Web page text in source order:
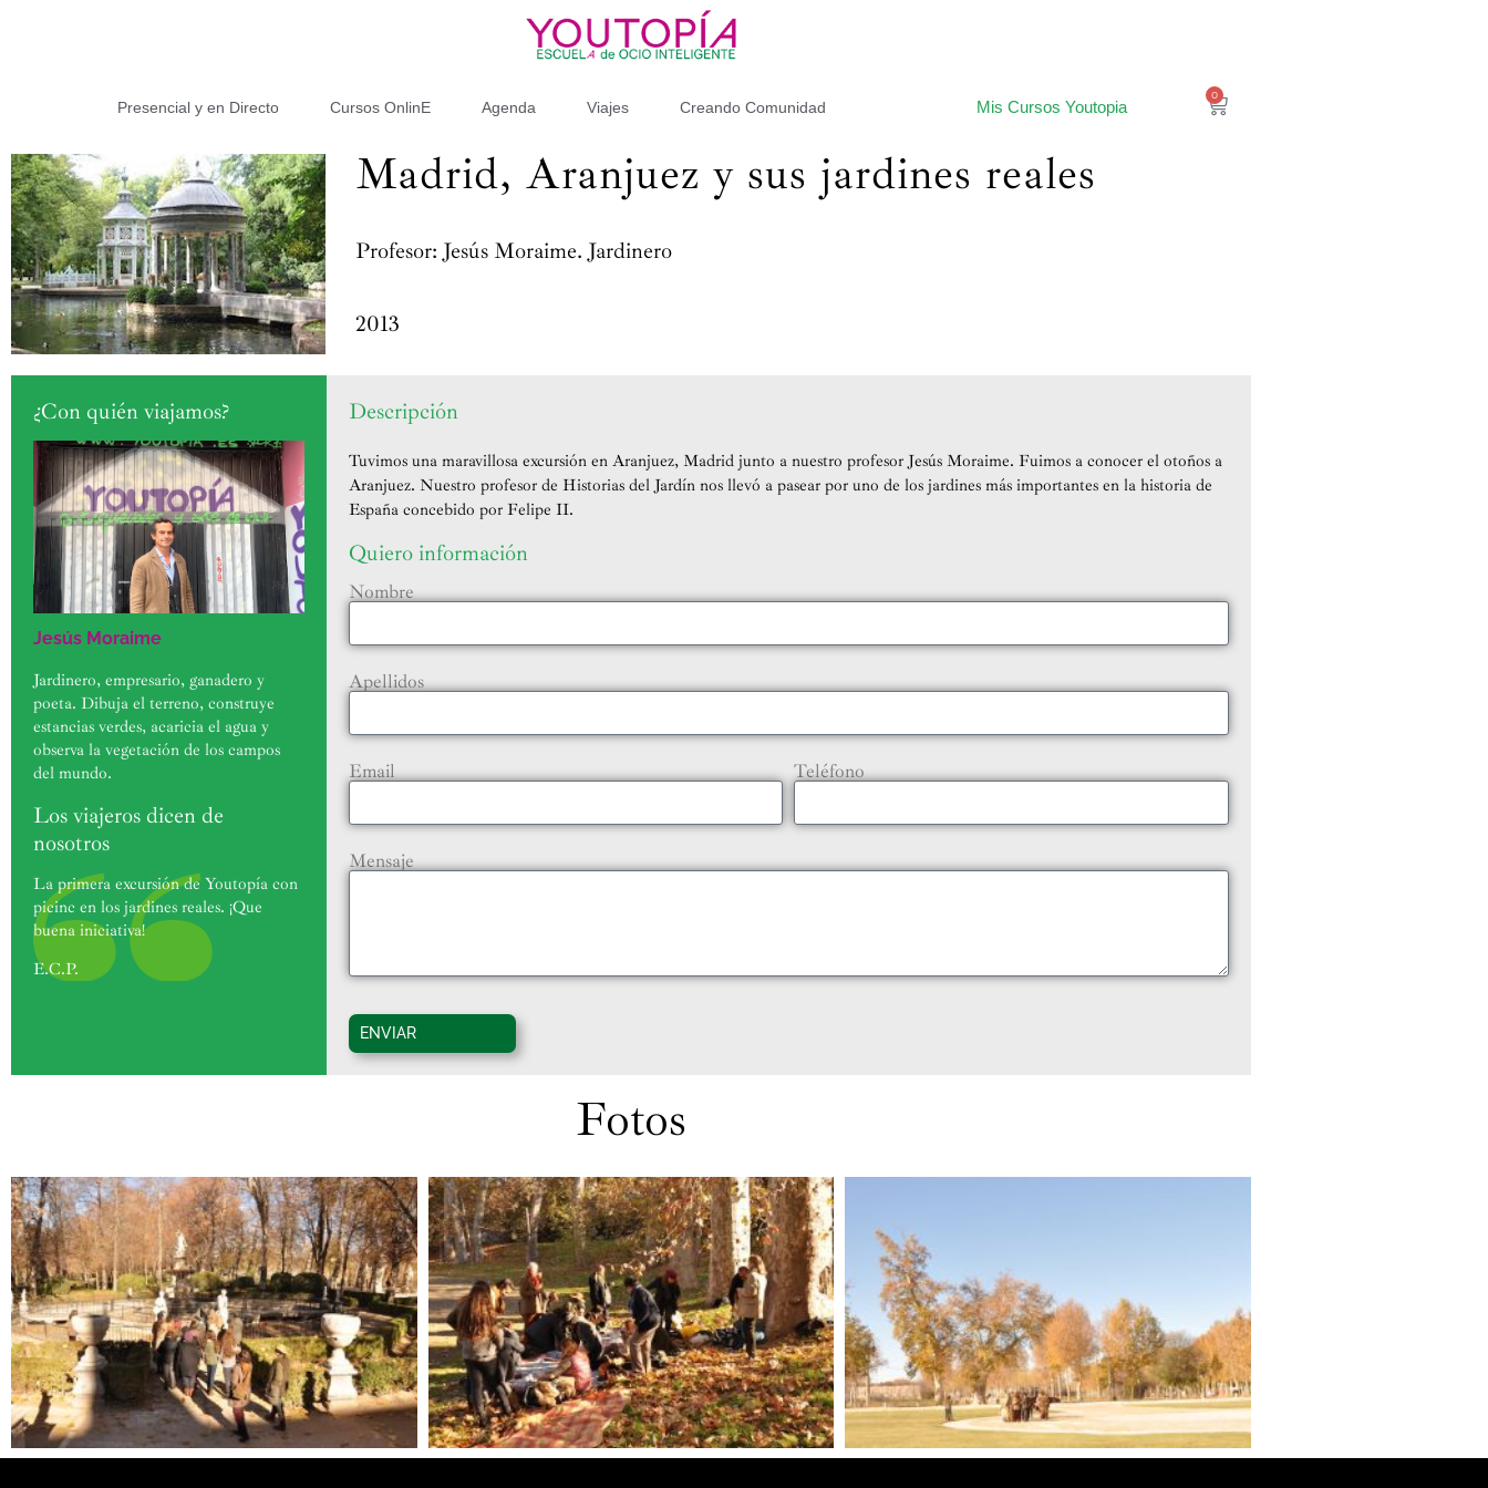
Presencial y en Directo Cursos OnlinE Agenda Viajes Creando Comunidad Mis Cursos Youtopia
0
Madrid, Aranjuez y sus jardines reales
Profesor: Jesús Moraime. Jardinero
2013
¿Con quién viajamos?
Jesús Moraime
Jardinero, empresario, ganadero y
poeta. Dibuja el terreno, construye
estancias verdes, acaricia el agua y
observa la vegetación de los campos
del mundo.
Los viajeros dicen de
nosotros
La primera excursión de Youtopía con
picinc en los jardines reales. ¡Que
buena iniciativa!
E.C.P.
Descripción
Tuvimos una maravillosa excursión en Aranjuez, Madrid junto a nuestro profesor Jesús Moraime. Fuimos a conocer el otoños a
Aranjuez. Nuestro profesor de Historias del Jardín nos llevó a pasear por uno de los jardines más importantes en la historia de
España concebido por Felipe II.
Quiero información
Nombre
Apellidos
Email Teléfono
Mensaje
ENVIAR
Fotos